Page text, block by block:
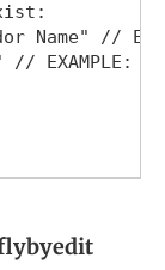
Name" //
// EXAMPLE: